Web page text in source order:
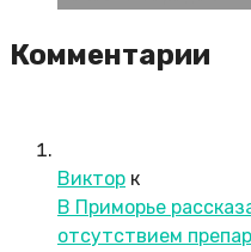
Комментарии
Виктор к
В Приморье
отсутствием